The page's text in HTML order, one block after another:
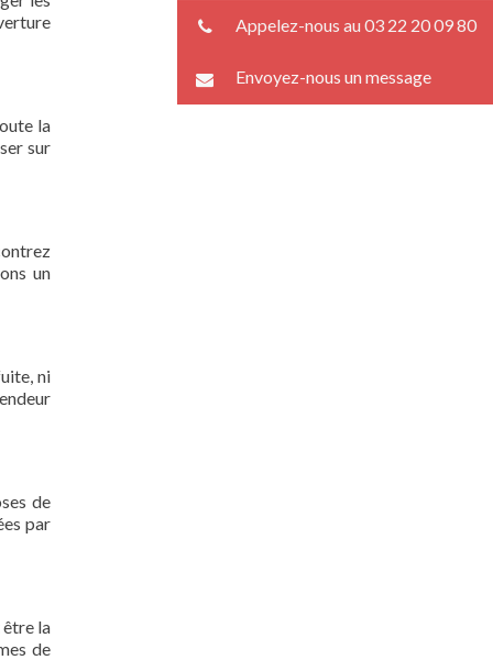
la
sur
un
ni
de
par
la
de
Appelez-nous au 03 22 20 09 80
Envoyez-nous un message